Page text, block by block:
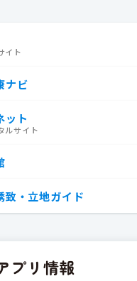
イト
ナビ
ット
ルサイト
致・立地ガイド
プリ情報